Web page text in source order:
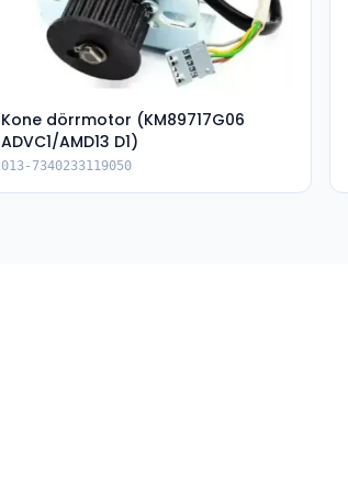
Kone dörrmotor (KM89717G06
ADVC1/AMD13 D1)
013-7340233119050